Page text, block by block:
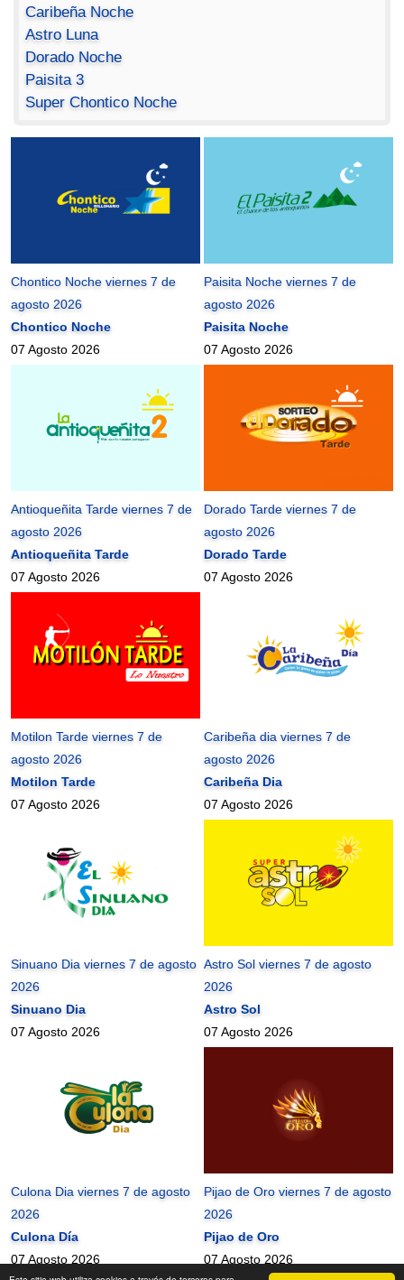
Caribeña Noche
Astro Luna
Dorado Noche
Paisita 3
Super Chontico Noche
Chontico Noche viernes 7 de
agosto 2026
Chontico Noche
07 Agosto 2026
Paisita Noche viernes 7 de
agosto 2026
Paisita Noche
07 Agosto 2026
Antioqueñita Tarde viernes 7 de
agosto 2026
Antioqueñita Tarde
07 Agosto 2026
Dorado Tarde viernes 7 de
agosto 2026
Dorado Tarde
07 Agosto 2026
Motilon Tarde viernes 7 de
agosto 2026
Motilon Tarde
07 Agosto 2026
Caribeña dia viernes 7 de
agosto 2026
Caribeña Dia
07 Agosto 2026
Sinuano Dia viernes 7 de agosto
2026
Sinuano Dia
07 Agosto 2026
Astro Sol viernes 7 de agosto
2026
Astro Sol
07 Agosto 2026
Culona Dia viernes 7 de agosto
2026
Culona Día
07 Agosto 2026
Pijao de Oro viernes 7 de agosto
2026
Pijao de Oro
07 Agosto 2026